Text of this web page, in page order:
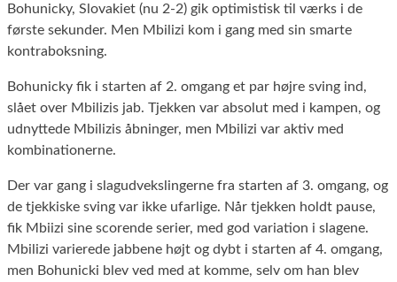
Bohunicky, Slovakiet (nu 2-2) gik optimistisk til værks i de
første sekunder. Men Mbilizi kom i gang med sin smarte
kontraboksning.
Bohunicky fik i starten af 2. omgang et par højre sving ind,
slået over Mbilizis jab. Tjekken var absolut med i kampen, og
udnyttede Mbilizis åbninger, men Mbilizi var aktiv med
kombinationerne.
Der var gang i slagudvekslingerne fra starten af 3. omgang, og
de tjekkiske sving var ikke ufarlige. Når tjekken holdt pause,
fik Mbiizi sine scorende serier, med god variation i slagene.
Mbilizi varierede jabbene højt og dybt i starten af 4. omgang,
men Bohunicki blev ved med at komme, selv om han blev